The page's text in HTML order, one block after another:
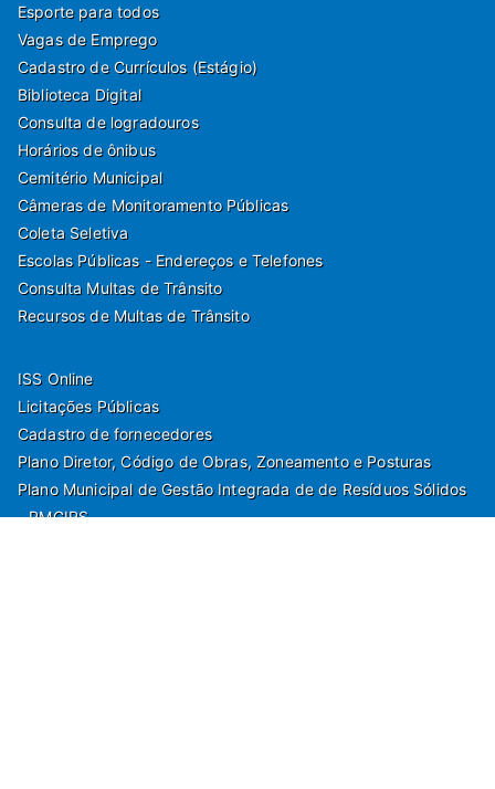
Esporte para todos
Vagas de Emprego
Cadastro de Currículos (Estágio)
Biblioteca Digital
Consulta de logradouros
Horários de ônibus
Cemitério Municipal
Câmeras de Monitoramento Públicas
Coleta Seletiva
Escolas Públicas - Endereços e Telefones
Consulta Multas de Trânsito
Recursos de Multas de Trânsito
ISS Online
Licitações Públicas
Cadastro de fornecedores
Plano Diretor, Código de Obras, Zoneamento e Posturas
Plano Municipal de Gestão Integrada de de Resíduos Sólidos
- PMGIRS